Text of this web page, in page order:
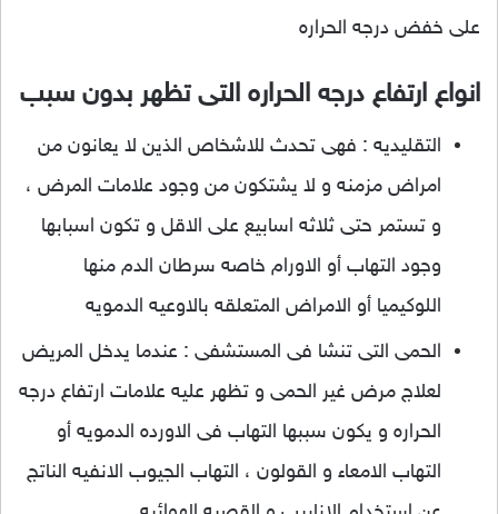
على خفض درجه الحراره
انواع ارتفاع درجه الحراره التى تظهر بدون سبب
التقليديه : فهى تحدث للاشخاص الذين لا يعانون من
امراض مزمنه و لا يشتكون من وجود علامات المرض ،
و تستمر حتى ثلاثه اسابيع على الاقل و تكون اسبابها
وجود التهاب أو الاورام خاصه سرطان الدم منها
اللوكيميا أو الامراض المتعلقه بالاوعيه الدمويه
الحمى التى تنشا فى المستشفى : عندما يدخل المريض
لعلاج مرض غير الحمى و تظهر عليه علامات ارتفاع درجه
الحراره و يكون سببها التهاب فى الاورده الدمويه أو
التهاب الامعاء و القولون ، التهاب الجيوب الانفيه الناتج